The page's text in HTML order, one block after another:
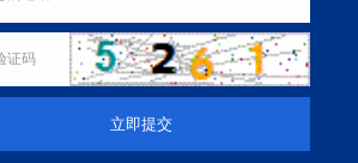
立即提交